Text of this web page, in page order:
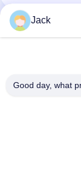
Draagbare
Onze
Jack
Good day, what